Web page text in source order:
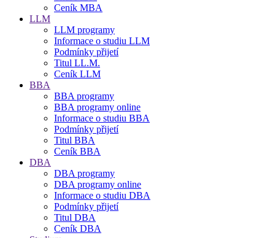
Ceník MBA
LLM
LLM programy
Informace o studiu LLM
Podmínky přijetí
Titul LL.M.
Ceník LLM
BBA
BBA programy
BBA programy online
Informace o studiu BBA
Podmínky přijetí
Titul BBA
Ceník BBA
DBA
DBA programy
DBA programy online
Informace o studiu DBA
Podmínky přijetí
Titul DBA
Ceník DBA